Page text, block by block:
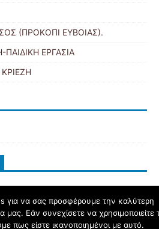
(ΠΡΟΚΟΠΙ ΕΥΒΟΙΑΣ).
ΕΡΓΑΣΙΑ
για να σας προσφέρουμε την καλύτερη
μας. Εάν συνεχίσετε να χρησιμοποιείτε
πως είστε ικανοποιημένοι με αυτό.